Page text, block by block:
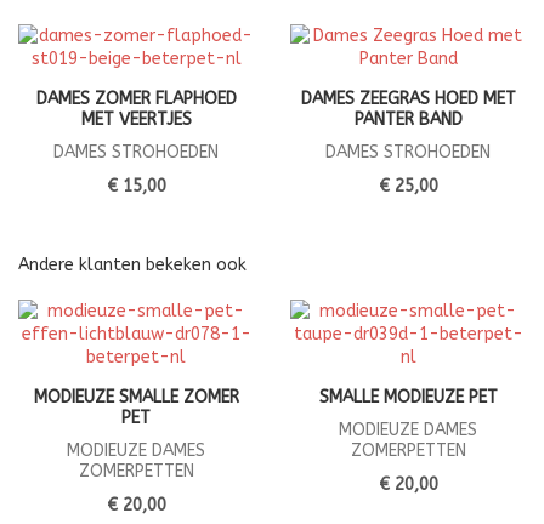
DAMES ZOMER FLAPHOED
MET VEERTJES
DAMES STROHOEDEN
€ 15,00
DAMES ZEEGRAS HOED MET
PANTER BAND
DAMES STROHOEDEN
€ 25,00
Andere klanten bekeken ook
MODIEUZE SMALLE ZOMER
PET
MODIEUZE DAMES
ZOMERPETTEN
€ 20,00
SMALLE MODIEUZE PET
MODIEUZE DAMES
ZOMERPETTEN
€ 20,00